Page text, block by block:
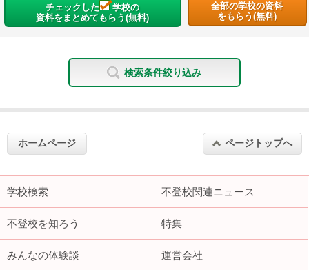
チェックした
学校の
資料をまとめてもらう(無料)
全部の学校の資料
をもらう(無料)
検索条件絞り込み
ホームページ ページトップへ
学校検索 不登校関連ニュース
不登校を知ろう 特集
みんなの体験談 運営会社